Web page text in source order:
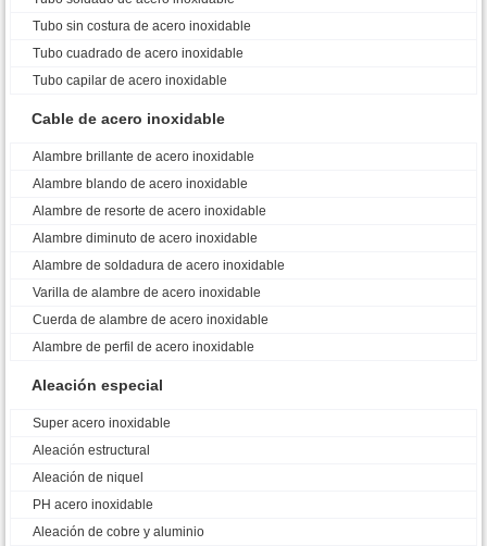
Tubo sin costura de acero inoxidable
Tubo cuadrado de acero inoxidable
Tubo capilar de acero inoxidable
Cable de acero inoxidable
Alambre brillante de acero inoxidable
Alambre blando de acero inoxidable
Alambre de resorte de acero inoxidable
Alambre diminuto de acero inoxidable
Alambre de soldadura de acero inoxidable
Varilla de alambre de acero inoxidable
Cuerda de alambre de acero inoxidable
Alambre de perfil de acero inoxidable
Aleación especial
Super acero inoxidable
Aleación estructural
Aleación de niquel
PH acero inoxidable
Aleación de cobre y aluminio